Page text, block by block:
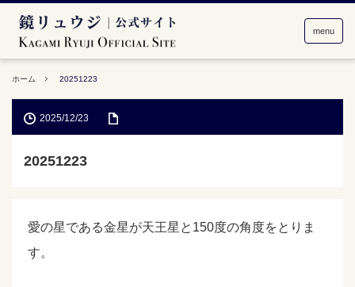
menu
ホーム 20251223
2025/12/23
20251223
愛の星である金星が天王星と150度の角度をとりま
す。